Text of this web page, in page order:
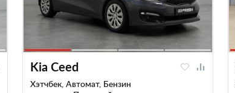
Kia Ceed
Хэтчбек, Автомат, Бензин